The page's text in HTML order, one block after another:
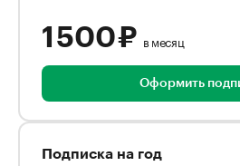
1 500 ₽ в месяц
Оформить
Подписка на год